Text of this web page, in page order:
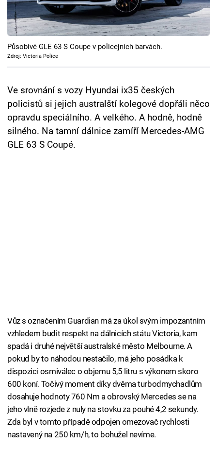
Cool Esport
Pořady
TV Program
Přihlášení
Sledujte nás
Působivé GLE 63 S Coupe v policejních barvách.
Zdroj: Victoria Police
Ve srovnání s vozy Hyundai ix35 českých
policistů si jejich australští kolegové dopřáli něco
opravdu speciálního. A velkého. A hodně, hodně
silného. Na tamní dálnice zamíří Mercedes-AMG
GLE 63 S Coupé.
Vůz s označením Guardian má za úkol svým impozantním
vzhledem budit respekt na dálnicích státu Victoria, kam
spadá i druhé největší australské město Melbourne. A
pokud by to náhodou nestačilo, má jeho posádka k
dispozici osmiválec o objemu 5,5 litru s výkonem skoro
600 koní. Točivý moment díky dvěma turbodmychadlům
dosahuje hodnoty 760 Nm a obrovský Mercedes se na
jeho vlně rozjede z nuly na stovku za pouhé 4,2 sekundy.
Zda byl v tomto případě odpojen omezovač rychlosti
nastavený na 250 km/h, to bohužel nevíme.